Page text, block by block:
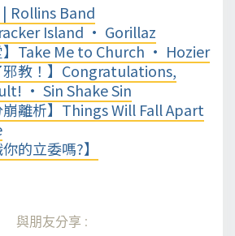
| Rollins Band
Island • Gorillaz
】Take Me to Church • Hozier
邪教！】Congratulations,
• Sin Shake Sin
離析】Things Will Fall Apart
的立委嗎?】
與朋友分享: